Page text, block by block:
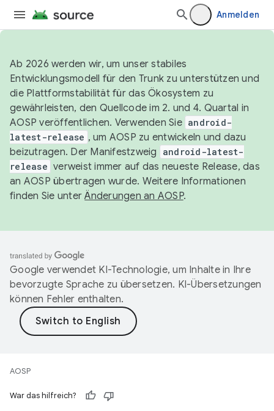
Anmelden
Ab 2026 werden wir, um unser stabiles
Entwicklungsmodell für den Trunk zu unterstützen und
die Plattformstabilität für das Ökosystem zu
gewährleisten, den Quellcode im 2. und 4. Quartal in
AOSP veröffentlichen. Verwenden Sie android-
latest-release , um AOSP zu entwickeln und dazu
beizutragen. Der Manifestzweig
android-latest-
release verweist immer auf das neueste Release, das
an AOSP übertragen wurde. Weitere Informationen
finden Sie unterÄnderungen an AOSP.
Google verwendet KI-Technologie, um Inhalte in Ihre
bevorzugte Sprache zu übersetzen. KI-Übersetzungen
können Fehler enthalten.
AOSP
War das hilfreich?